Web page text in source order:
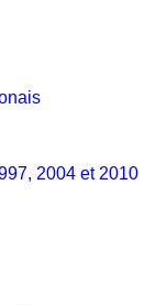
2004 et 2010